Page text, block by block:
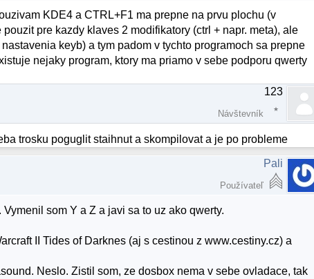
KDE4 a CTRL+F1 ma prepne na prvu plochu (v
pre kazdy klaves 2 modifikatory (ctrl + napr. meta), ale
keyb) a tym padom v tychto programoch sa prepne
nejaky program, ktory ma priamo v sebe podporu qwerty
123
Návštevník
trosku poguglit staihnut a skompilovat a je po probleme
Pali
Používateľ
som Y a Z a javi sa to uz ako qwerty.
II Tides of Darknes (aj s cestinou z www.cestiny.cz) a
Neslo. Zistil som, ze dosbox nema v sebe ovladace, tak